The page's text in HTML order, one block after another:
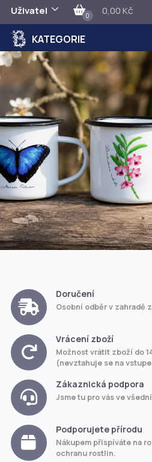
Uživatel 0 0,00 Kč
KATEGORIE
Doručení
Osobní odběr v zahradě
Vrácení zboží
Možnost vrátit zboží do
(nevztahuje se na
Zákaznická podpora
Jsme tu pro vás ve
Podporujete přírodu
Nákupem přispíváte na
ochranu rostlin.